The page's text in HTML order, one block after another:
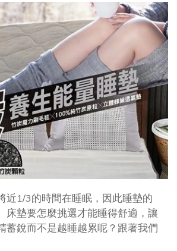
近1/3的時間在睡眠，因此睡墊的
床墊要怎麼挑選才能睡得舒適，讓
蓄銳而不是越睡越累呢？跟著我們